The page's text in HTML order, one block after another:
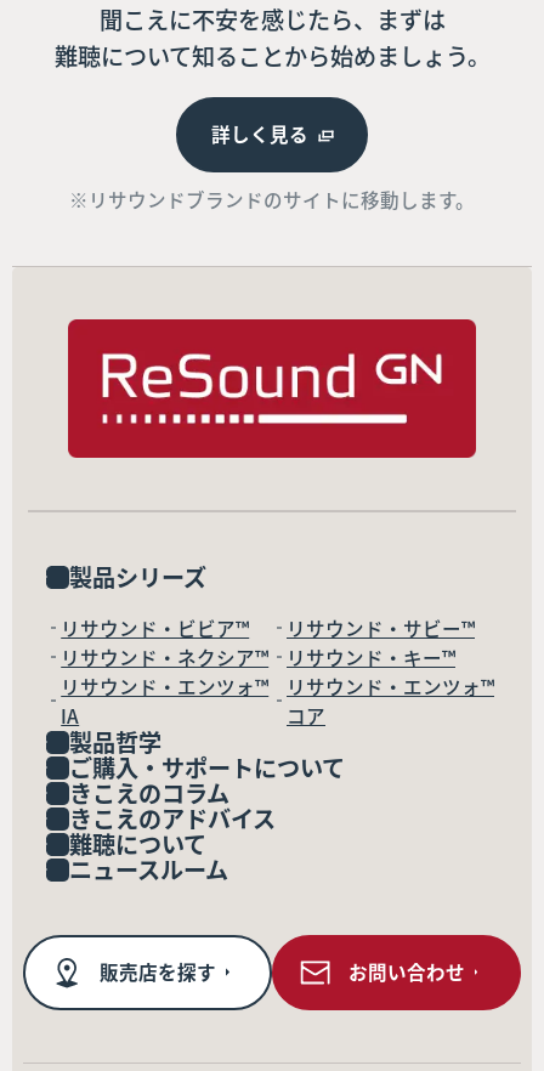
聞こえに不安を感じたら、まずは
難聴について知ることから始めましょう。
詳しく見る
※リサウンドブランドのサイトに移動します。
製品シリーズ
リサウンド・ビビア™
リサウンド・サビー™
リサウンド・ネクシア™
リサウンド・キー™
リサウンド・エンツォ™
IA
リサウンド・エンツォ™
コア
製品哲学
ご購入・サポートについて
きこえのコラム
きこえのアドバイス
難聴について
ニュースルーム
販売店を探す お問い合わせ